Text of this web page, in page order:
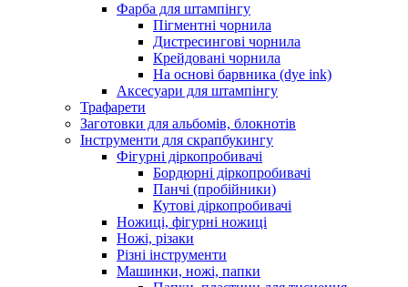
Фарба для штампінгу
Пігментні чорнила
Дистресингові чорнила
Крейдовані чорнила
На основі барвника (dye ink)
Аксесуари для штампінгу
Трафарети
Заготовки для альбомів, блокнотів
Інструменти для скрапбукингу
Фігурні діркопробивачі
Бордюрні діркопробивачі
Панчі (пробійники)
Кутові діркопробивачі
Ножиці, фігурні ножиці
Ножі, різаки
Різні інструменти
Машинки, ножі, папки